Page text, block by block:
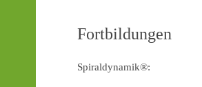
Fortbildungen
Spiraldynamik®: